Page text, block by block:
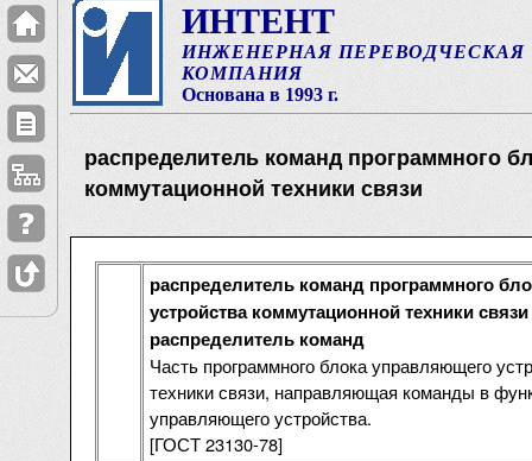
ИНТЕНТ
ИНЖЕНЕРНАЯ ПЕРЕВОДЧЕСКАЯ
КОМПАНИЯ
Основана в 1993 г.
распределитель команд программного
коммутационной техники связи
распределитель команд программного
устройства коммутационной техники связи
распределитель команд
Часть программного блока управляющего
техники связи, направляющая команды в
управляющего устройства.
[ГОСТ 23130-78]